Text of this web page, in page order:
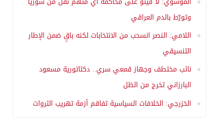
وتورّط بالدم العراقي
اللامي: النصر انسحب من الانتخابات لكنه باقٍ ضمن الإطار
التنسيقي
نائب مختطف وجهاز قمعي سري.. دكتاتورية مسعود
البارزاني تخرج من الظل
الخزرجي: الخلافات السياسية تفاقم أزمة تهريب الثروات